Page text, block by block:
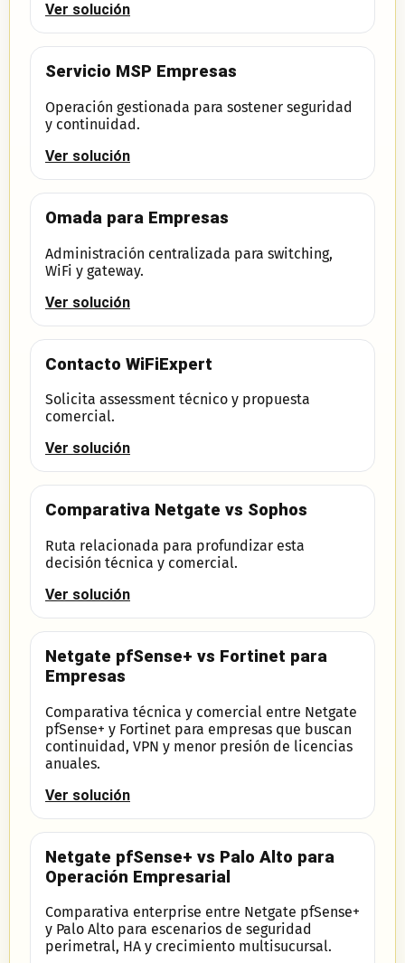
Ver solución
Servicio MSP Empresas
Operación gestionada para sostener seguridad
y continuidad.
Ver solución
Omada para Empresas
Administración centralizada para switching,
WiFi y gateway.
Ver solución
Contacto WiFiExpert
Solicita assessment técnico y propuesta
comercial.
Ver solución
Comparativa Netgate vs Sophos
Ruta relacionada para profundizar esta
decisión técnica y comercial.
Ver solución
Netgate pfSense+ vs Fortinet para
Empresas
Comparativa técnica y comercial entre Netgate
pfSense+ y Fortinet para empresas que buscan
continuidad, VPN y menor presión de licencias
anuales.
Ver solución
Netgate pfSense+ vs Palo Alto para
Operación Empresarial
Comparativa enterprise entre Netgate pfSense+
y Palo Alto para escenarios de seguridad
perimetral, HA y crecimiento multisucursal.